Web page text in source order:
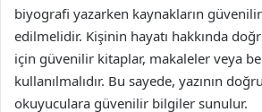
biyografi yazarken kaynakların
edilmelidir. Kişinin hayatı hakkında
için güvenilir kitaplar, makaleler veya
kullanılmalıdır. Bu sayede, yazının
okuyuculara güvenilir bilgiler sunulur.